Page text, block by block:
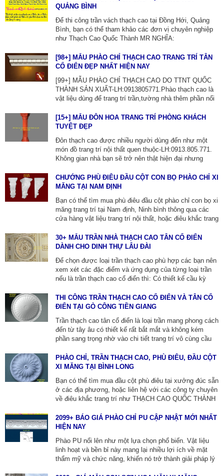
chỉ xi măng đúc sẵn chất lượng cao, với nhiều mẫu mã
QUẢNG BÌNH
Để thi công trần vách thạch cao tại Đồng Hới, Quảng
Bình, bạn có thể tham khảo các đơn vị chuyên nghiệp
như Thạch Cao Quốc Thành MR NGHĨA:
được tư vấn và báo giá chi tiết. Giá thi công trần thạch
cao phụ thuộc vào loại trần (chìm hay nổi), tính năng
(chịu ẩm, chống cháy) và loại khung xương sử dụng.
[98+] MẪU PHÀO CHỈ THẠCH CAO TRANG TRÍ TÂN
CỔ ĐIỂN ĐẸP NHẤT HIỆN NAY
[99+] MẪU PHÀO CHỈ THẠCH CAO DO TTNT QUỐC
THÀNH SẢN XUẤT-LH:0913805771.Phào thạch cao là
vật liệu dùng để trang trí trần,tường nhà thêm phần nổi
trường hiện nay có nhiều mẫu phào chỉ đẹp với hoa văn
khác nhau,chi tiết sẽ phụ thuộc vào nhiều yếu tố như
[15+] MẪU ĐÔN HOA TRANG TRÍ PHÒNG KHÁCH
TUYỆT ĐẸP
Đôn thạch cao được nhiều người dùng đến như một
món đồ trang trí nội thất quen thuộc-LH:0913.805.771.
Không gian nhà bạn sẽ trở nên thật hiện đại nhưng
bằng thạch cao đơn giản trong phòng khách.
CHƯỚNG PHÙ ĐIÊU ĐẦU CỘT CON BỌ PHÀO CHỈ XI
MĂNG TẠI NAM ĐỊNH
Bạn có thể tìm mua phù điêu đầu cột phào chỉ con bọ xi
măng trang trí tại Nam định, Ninh bình thông qua các
cửa hàng vật liệu trang trí nội thất, hoặc điêu khắc trang
ZALO:0913805771, Cty chúng tôi chuyên về phào chỉ,
phù điêu, con bọ xi măng đúc sẵn thi công lắp đặt tại
30+ MẪU TRẦN NHÀ THẠCH CAO TÂN CỔ ĐIỂN
DÀNH CHO DINH THỰ LÂU ĐÀI
Để chọn được loại trần thạch cao phù hợp các bạn nên
xem xét các đặc điểm và ứng dụng của từng loại trần
nếu là trần thạch cao cổ điển thì: Có thiết kế cầu kỳ
chủ đạo. Tuy trần cổ điển mang lại vẻ đẹp sang trọng
nhưng việc thi công có thể tốn kém hơn và yêu cầu bản
THI CÔNG TRẦN THẠCH CAO CỔ ĐIỂN VÀ TÂN CỔ
ĐIỂN TẠI GÒ CÔNG TIỀN GIANG
Trần thạch cao tân cổ điển là loại trần mang phong cách
đến từ tây âu có thiết kế rất bắt mắt và không kém
phần sang trọng nhờ vào chi tiết trang trí vô cùng cầu
điển ở các biệt thự, căn hộ hoặc đơn thuần là phòng
khách nhà cấp 4 ở ngay chính thôn quê Việt
PHÀO CHỈ, TRẦN THẠCH CAO, PHÙ ĐIÊU, ĐẦU CỘT
XI MĂNG TẠI BÌNH LONG
Bạn có thể tìm mua đầu cột phù điêu tại xưởng đúc sẵn
ở các địa phương, hoặc liên hệ với các công ty chuyên
về điêu khắc trang trí như THẠCH CAO QUỐC THÀNH
cty này chuyên cung cấp các sản phẩm phù điêu xi
măng đúc sẵn chất lượng cao, với nhiều mẫu mã đa
2099+ BÁO GIÁ PHÀO CHỈ PU CẬP NHẬT MỚI NHẤT
HIỆN NAY
Phào PU nổi lên như một lựa chọn phổ biến. Vật liệu
linh hoạt và bền bỉ này mang lại nhiều lợi ích về mặt
thẩm mỹ và chức năng, khiến nó trở thành giải pháp lý